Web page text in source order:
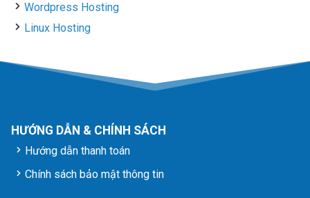
Wordpress Hosting
Linux Hosting
HƯỚNG DẪN & CHÍNH SÁCH
Hướng dẫn thanh toán
Chính sách bảo mật thông tin